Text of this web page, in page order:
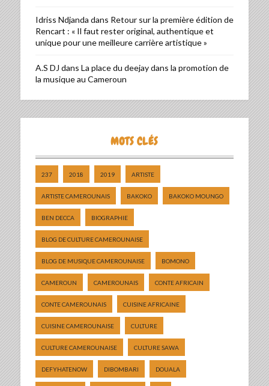
Idriss Ndjanda dans Retour sur la première édition de
Rencart : « Il faut rester original, authentique et
unique pour une meilleure carrière artistique »
A.S DJ dans La place du deejay dans la promotion de
la musique au Cameroun
MOTS CLÉS
237 2018 2019 ARTISTE
ARTISTE CAMEROUNAIS BAKOKO BAKOKO MOUNGO
BEN DECCA BIOGRAPHIE
BLOG DE CULTURE CAMEROUNAISE
BLOG DE MUSIQUE CAMEROUNAISE BOMONO
CAMEROUN CAMEROUNAIS CONTE AFRICAIN
CONTE CAMEROUNAIS CUISINE AFRICAINE
CUISINE CAMEROUNAISE CULTURE
CULTURE CAMEROUNAISE CULTURE SAWA
DEFYHATENOW DIBOMBARI DOUALA